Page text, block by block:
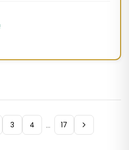
3 4 ... 17